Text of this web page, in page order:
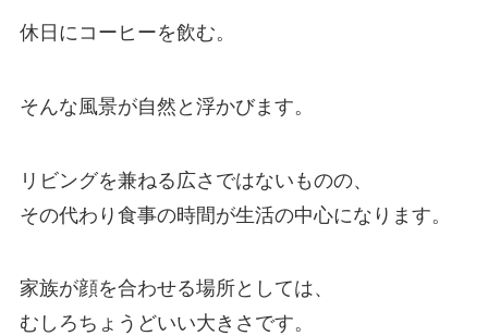
休日にコーヒーを飲む。
そんな風景が自然と浮かびます。
リビングを兼ねる広さではないものの、
その代わり食事の時間が生活の中心になります。
家族が顔を合わせる場所としては、
むしろちょうどいい大きさです。